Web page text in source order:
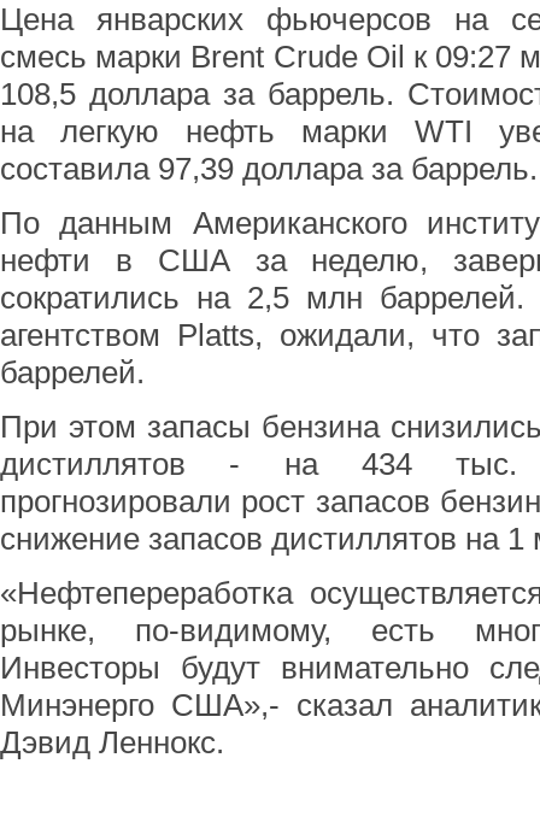
Цена январских фьючерсов на
смесь марки Brent Crude Oil к 09:27
108,5 доллара за баррель.
на легкую нефть марки WTI
составила 97,39 доллара за баррель.
По данным Американского
нефти в США за неделю,
сократились на 2,5 млн
агентством Platts, ожидали, что
баррелей.
При этом запасы бензина
дистиллятов - на 434 тыс.
прогнозировали рост запасов
снижение запасов дистиллятов на
«Нефтепереработка
рынке, по-видимому, есть
Инвесторы будут внимательно
Минэнерго США»,- сказал
Дэвид Леннокс.